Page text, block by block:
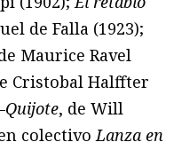
de Falla (1923);
Maurice Ravel
Cristobal Halffter
Quijote, de Will
colectivoLanza en